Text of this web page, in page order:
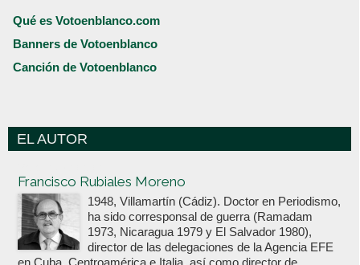
Qué es Votoenblanco.com
Banners de Votoenblanco
Canción de Votoenblanco
EL AUTOR
Francisco Rubiales Moreno
1948, Villamartín (Cádiz). Doctor en Periodismo,
ha sido corresponsal de guerra (Ramadam
1973, Nicaragua 1979 y El Salvador 1980),
director de las delegaciones de la Agencia EFE